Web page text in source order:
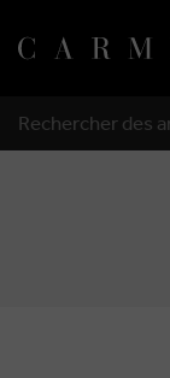
RECHERCHER